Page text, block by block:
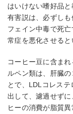
はいけない嗜好品
有害説は、必ずし
フェイン中毒で死
常症を悪化させると
コーヒー豆に含ま
ルペン類は、肝臓
とで、LDLコレス
出して、濾過せず
ヒーの消費が脂質